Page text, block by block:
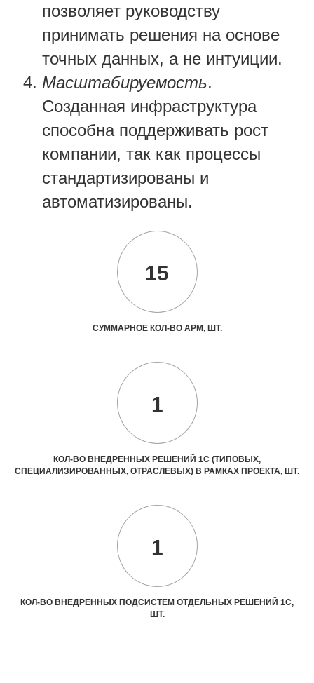
позволяет руководству
принимать решения на основе
точных данных, а не интуиции.
Масштабируемость.
Созданная инфраструктура
способна поддерживать рост
компании, так как процессы
стандартизированы и
автоматизированы.
15
СУММАРНОЕ КОЛ-ВО АРМ, ШТ.
1
КОЛ-ВО ВНЕДРЕННЫХ РЕШЕНИЙ 1С (ТИПОВЫХ,
СПЕЦИАЛИЗИРОВАННЫХ, ОТРАСЛЕВЫХ) В РАМКАХ ПРОЕКТА, ШТ.
1
КОЛ-ВО ВНЕДРЕННЫХ ПОДСИСТЕМ ОТДЕЛЬНЫХ РЕШЕНИЙ 1С,
ШТ.